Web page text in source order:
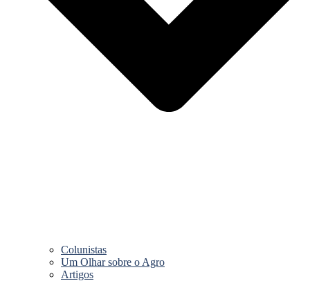
Colunistas
Um Olhar sobre o Agro
Artigos